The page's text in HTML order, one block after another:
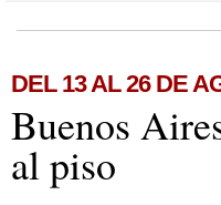
DEL 13 AL 26 DE
Buenos
al piso